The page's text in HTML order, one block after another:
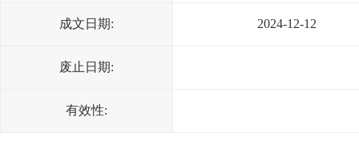
成文日期: 2024-12-12
废止日期:
有效性: